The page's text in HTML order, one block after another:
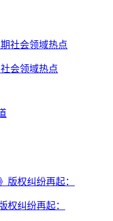
会领域热点
权纠纷再起：